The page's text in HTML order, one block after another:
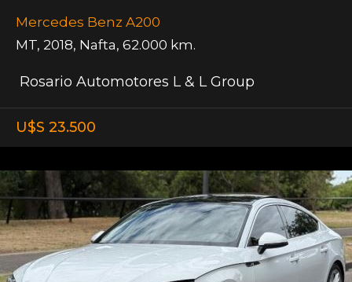
Mercedes Benz A200
MT, 2018, Nafta, 62.000 km.
Rosario Automotores L & L Group
U$S 23.500